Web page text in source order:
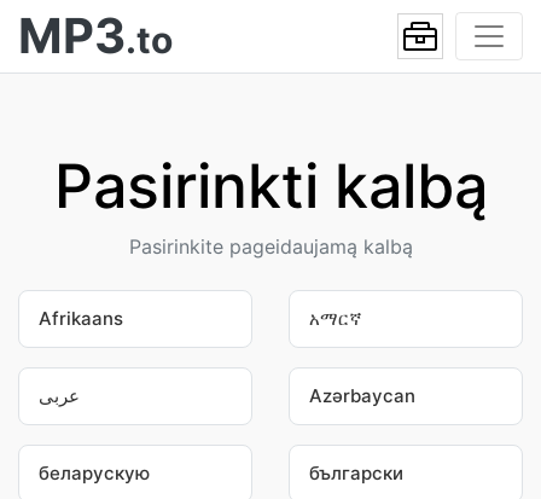
MP3.to
Pasirinkti kalbą
Pasirinkite pageidaujamą kalbą
Afrikaans አማርኛ
عربى Azərbaycan
беларускую български